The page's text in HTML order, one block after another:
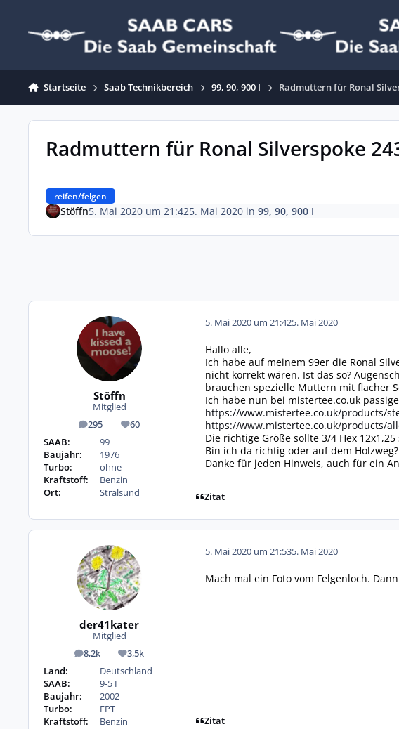
Startseite Saab Technikbereich 99, 90, 900 I Radmuttern für Ronal
Radmuttern für Ronal Silverspoke
reifen/felgen
Stöffn5. Mai 2020 um 21:425. Mai 2020in 99, 90, 900 I
Stöffn
Mitglied
295
Beiträge 60
Reputation
SAAB:
99
Baujahr:
1976
Turbo:
ohne
Kraftstoff:
Benzin
Ort:
Stralsund
5. Mai 2020 um 21:425. Mai 2020
Hallo alle,
Ich habe auf meinem 99er die Ronal
nicht korrekt wären. Ist das so?
brauchen spezielle Muttern mit flacher
Ich habe nun bei mistertee.co.uk
https://www.mistertee.co.uk/products/
https://www.mistertee.co.uk/products/
Die richtige Größe sollte 3/4 Hex
Bin ich da richtig oder auf dem Holzweg?
Danke für jeden Hinweis, auch für ein
Zitat
der41kater
Mitglied
8,2k
Beiträge 3,5k
Reputation
Land:
Deutschland
SAAB:
9-5 I
Baujahr:
2002
Turbo:
FPT
Kraftstoff:
Benzin
5. Mai 2020 um 21:535. Mai 2020
Mach mal ein Foto vom Felgenloch.
Zitat